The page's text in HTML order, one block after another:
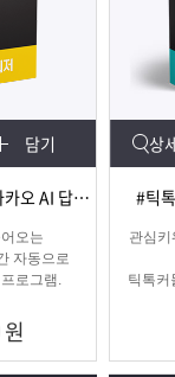
담기
#카카오CS 자동화 #카카오 AI 답변 #카카오자동발송
오는
을 24시간 자동으로
로그램.
원
상
#틱
관심키
틱톡커